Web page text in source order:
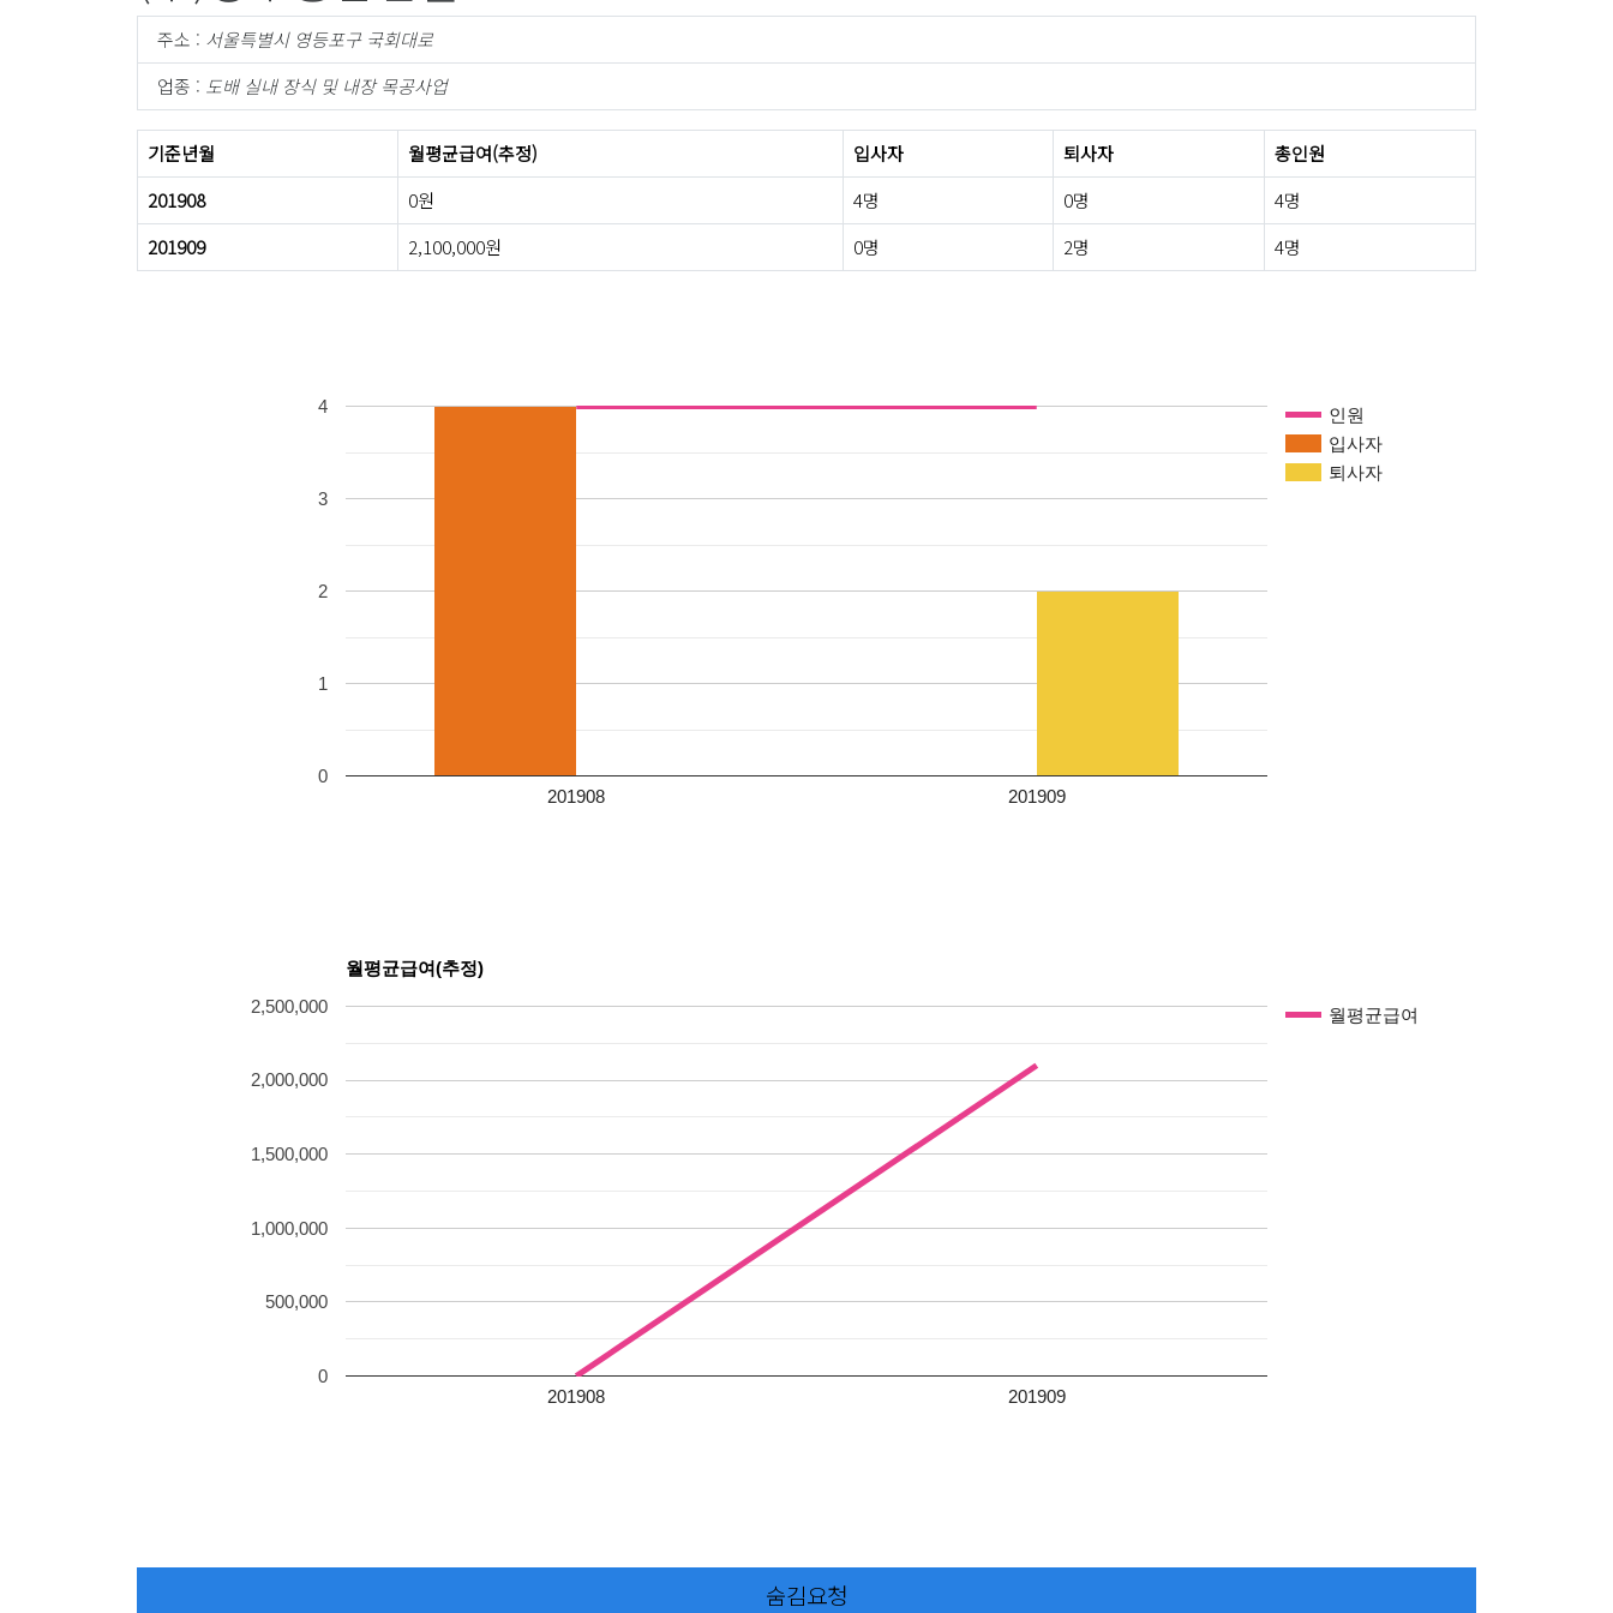
주소 : 서울특별시 영등포구 국회대로
업종 : 도배 실내 장식 및 내장 목공사업
기준년월 월평균급여(추정) 입사자 퇴사자
총인원
201908
0원 4명 0명
4명
201909
2,100,000원 0명 2명 4명
인원
입사자
퇴사자
201908 201909
0
1
2
3
4
월평균급여(추정)
월평균급여
201908 201909
0
500,000
1,000,000
1,500,000
2,000,000
2,500,000
숨김요청